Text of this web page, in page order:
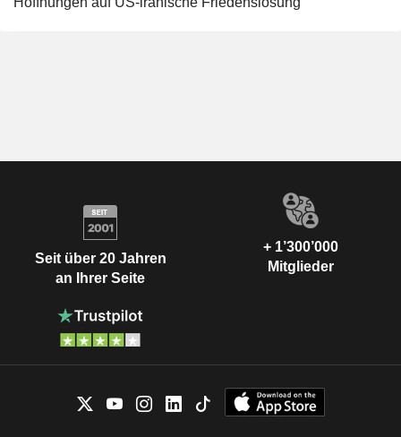
Seit über 20 Jahren
an Ihrer Seite
+ 1’300’000
Mitglieder